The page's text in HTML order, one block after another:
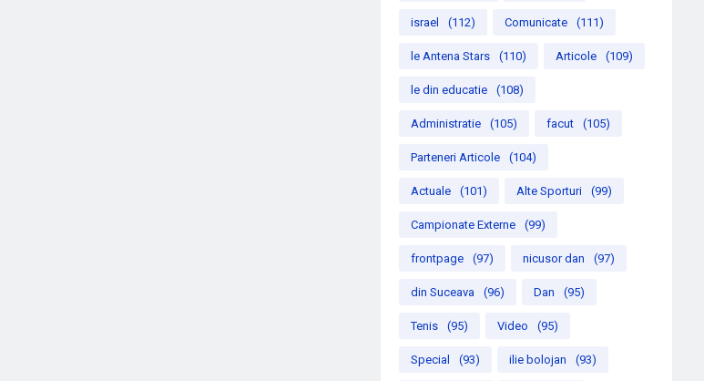
israel (112) Comunicate (111)
le Antena Stars (110) Articole (109)
le din educatie (108)
Administratie (105) facut (105)
Parteneri Articole (104)
Actuale (101) Alte Sporturi (99)
Campionate Externe (99)
frontpage (97) nicusor dan (97)
din Suceava (96) Dan (95)
Tenis (95) Video (95)
Special (93) ilie bolojan (93)